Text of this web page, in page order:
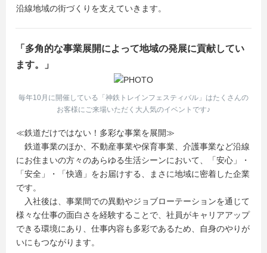
沿線地域の街づくりを支えていきます。
「多角的な事業展開によって地域の発展に貢献してい
ます。」
毎年10月に開催している「神鉄トレインフェスティバル」はたくさんの
お客様にご来場いただく大人気のイベントです♪
≪鉄道だけではない！多彩な事業を展開≫
鉄道事業のほか、不動産事業や保育事業、介護事業など沿線
にお住まいの方々のあらゆる生活シーンにおいて、「安心」・
「安全」・「快適」をお届けする、まさに地域に密着した企業
です。
入社後は、事業間での異動やジョブローテーションを通じて
様々な仕事の面白さを経験することで、社員がキャリアアップ
できる環境にあり、仕事内容も多彩であるため、自身のやりが
いにもつながります。